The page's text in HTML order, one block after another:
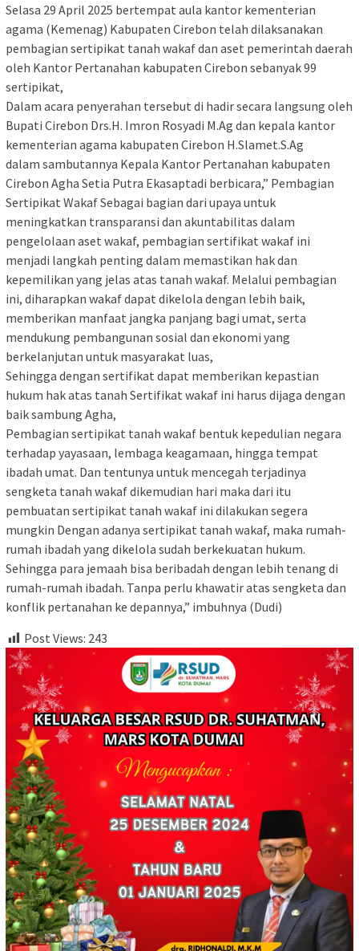
Selasa 29 April 2025 bertempat aula kantor kementerian
agama (Kemenag) Kabupaten Cirebon telah dilaksanakan
pembagian sertipikat tanah wakaf dan aset pemerintah daerah
oleh Kantor Pertanahan kabupaten Cirebon sebanyak 99
sertipikat,
Dalam acara penyerahan tersebut di hadir secara langsung oleh
Bupati Cirebon Drs.H. Imron Rosyadi M.Ag dan kepala kantor
kementerian agama kabupaten Cirebon H.Slamet.S.Ag
dalam sambutannya Kepala Kantor Pertanahan kabupaten
Cirebon Agha Setia Putra Ekasaptadi berbicara,” Pembagian
Sertipikat Wakaf Sebagai bagian dari upaya untuk
meningkatkan transparansi dan akuntabilitas dalam
pengelolaan aset wakaf, pembagian sertifikat wakaf ini
menjadi langkah penting dalam memastikan hak dan
kepemilikan yang jelas atas tanah wakaf. Melalui pembagian
ini, diharapkan wakaf dapat dikelola dengan lebih baik,
memberikan manfaat jangka panjang bagi umat, serta
mendukung pembangunan sosial dan ekonomi yang
berkelanjutan untuk masyarakat luas,
Sehingga dengan sertifikat dapat memberikan kepastian
hukum hak atas tanah Sertifikat wakaf ini harus dijaga dengan
baik sambung Agha,
Pembagian sertipikat tanah wakaf bentuk kepedulian negara
terhadap yayasaan, lembaga keagamaan, hingga tempat
ibadah umat. Dan tentunya untuk mencegah terjadinya
sengketa tanah wakaf dikemudian hari maka dari itu
pembuatan sertipikat tanah wakaf ini dilakukan segera
mungkin Dengan adanya sertipikat tanah wakaf, maka rumah-
rumah ibadah yang dikelola sudah berkekuatan hukum.
Sehingga para jemaah bisa beribadah dengan lebih tenang di
rumah-rumah ibadah. Tanpa perlu khawatir atas sengketa dan
konflik pertanahan ke depannya,” imbuhnya (Dudi)
Post Views: 243